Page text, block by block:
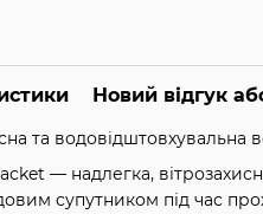
Новий відгук
та водовідштовхувальна
— надлегка,
супутником під час